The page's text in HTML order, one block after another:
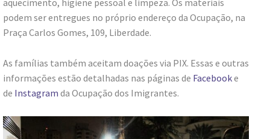
aquecimento, higiene pessoal e limpeza. Os materiais
podem ser entregues no próprio endereço da Ocupação, na
Praça Carlos Gomes, 109, Liberdade.
As famílias também aceitam doações via PIX. Essas e outras
informações estão detalhadas nas páginas de Facebooke
de Instagram da Ocupação dos Imigrantes.